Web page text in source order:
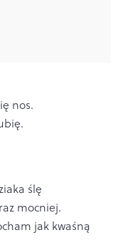
nos.
ślę
mocniej.
jak kwaśną